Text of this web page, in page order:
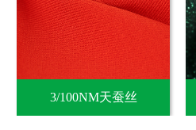
3/100NM天蚕丝